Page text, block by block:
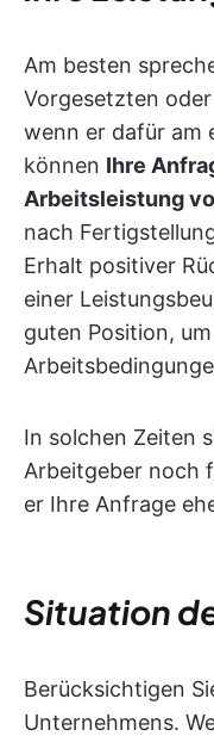
Am besten
Vorgesetzten
wenn er dafür am
können Ihre
Arbeitsleistung
nach
Erhalt positiver
einer
guten Position,
In solchen Zeiten
Arbeitgeber noch
er Ihre Anfrage
Situation
Berücksichtigen
Unternehmens.